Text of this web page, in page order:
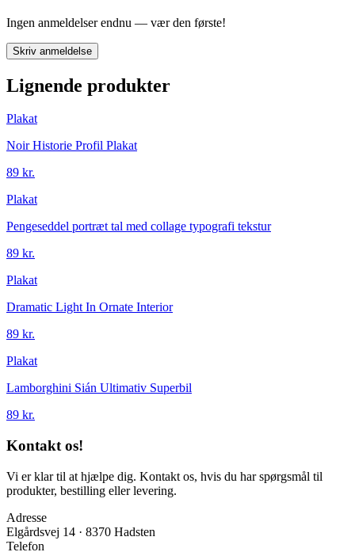
Ingen anmeldelser endnu — vær den første!
Skriv anmeldelse
Lignende produkter
Plakat
Noir Historie Profil Plakat
89 kr.
Plakat
Pengeseddel portræt tal med collage typografi tekstur
89 kr.
Plakat
Dramatic Light In Ornate Interior
89 kr.
Plakat
Lamborghini Sián Ultimativ Superbil
89 kr.
Kontakt os!
Vi er klar til at hjælpe dig. Kontakt os, hvis du har spørgsmål til
produkter, bestilling eller levering.
Adresse
Elgårdsvej 14 · 8370 Hadsten
Telefon